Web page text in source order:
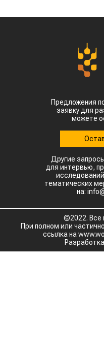
Предложения
заявку для
можете
Другие
для интервью,
тематических
на:
©2022. Все
При полном или
ссылка на